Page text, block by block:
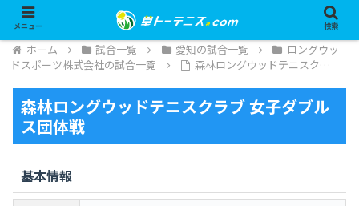
ホーム 試合一覧 愛知の試合一覧
ロングウッ
ドスポーツ株式会社の試合一覧
森林ロングウッドテニスク…
森林ロングウッドテニスクラブ 女子ダブル
ス団体戦
基本情報
メニュー 検索